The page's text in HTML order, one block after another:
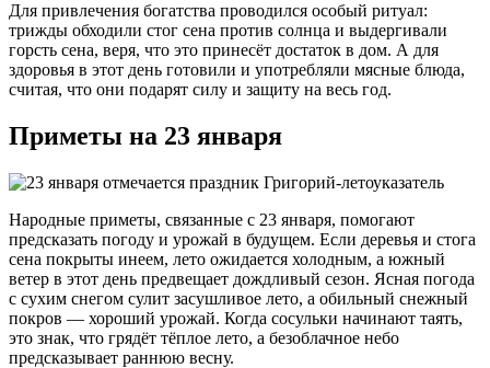
Для привлечения богатства проводился особый ритуал:
трижды обходили стог сена против солнца и выдергивали
горсть сена, веря, что это принесёт достаток в дом. А для
здоровья в этот день готовили и употребляли мясные блюда,
считая, что они подарят силу и защиту на весь год.
Приметы на 23 января
Народные приметы, связанные с 23 января, помогают
предсказать погоду и урожай в будущем. Если деревья и стога
сена покрыты инеем, лето ожидается холодным, а южный
ветер в этот день предвещает дождливый сезон. Ясная погода
с сухим снегом сулит засушливое лето, а обильный снежный
покров — хороший урожай. Когда сосульки начинают таять,
это знак, что грядёт тёплое лето, а безоблачное небо
предсказывает раннюю весну.